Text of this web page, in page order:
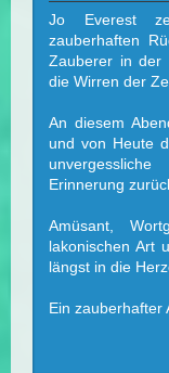
Jo Everest
zauberhaften
Zauberer in der
die Wirren der
An diesem
und von Heute
Erinnerung
Amüsant,
lakonischen Art
längst in die
Ein zauberhafter